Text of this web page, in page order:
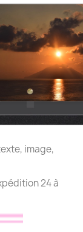
image,
24 à